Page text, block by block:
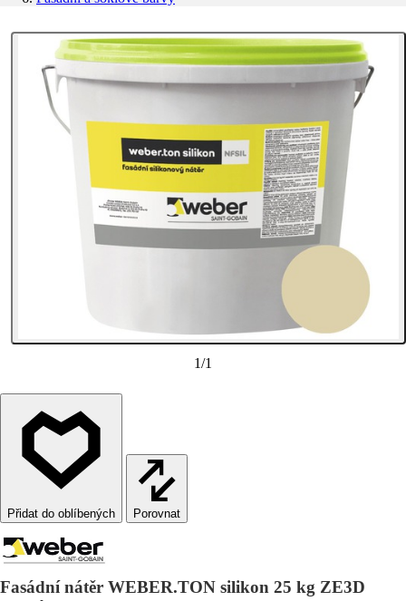
1/1
Porovnat
Fasádní nátěr WEBER.TON silikon 25 kg ZE3D